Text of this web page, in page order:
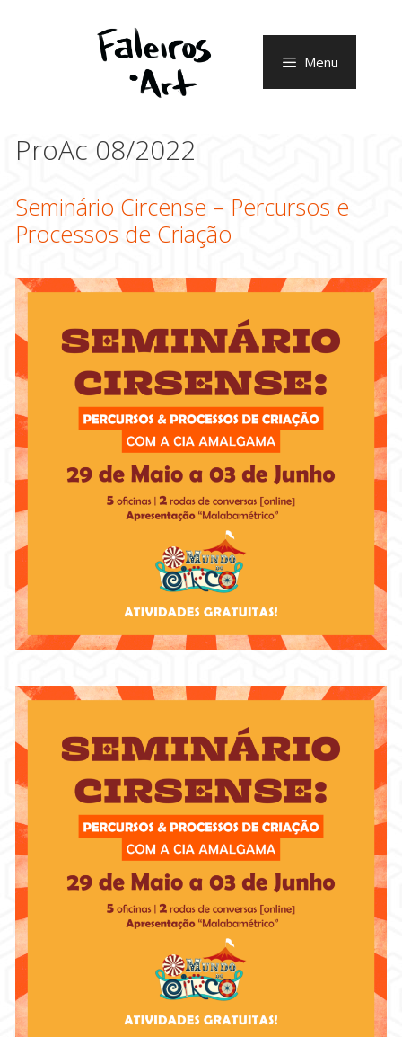
Menu
ProAc 08/2022
Seminário Circense – Percursos e
Processos de Criação